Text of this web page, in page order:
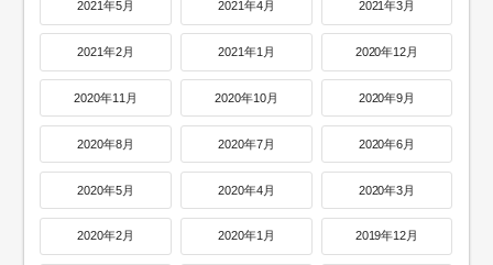
2021年5月 2021年4月 2021年3月
2021年2月 2021年1月 2020年12月
2020年11月 2020年10月 2020年9月
2020年8月 2020年7月 2020年6月
2020年5月 2020年4月 2020年3月
2020年2月 2020年1月 2019年12月